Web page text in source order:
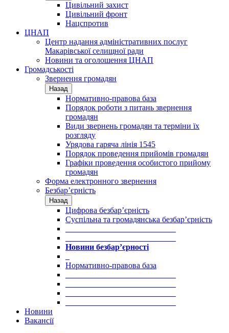
Цивільний захист
Цивільний фронт
Нацспротив
ЦНАП
Центр надання адміністративних послуг
Макарівської селищної ради
Новини та оголошення ЦНАП
Громадськості
Звернення громадян
Назад
Нормативно-правова база
Порядок роботи з питань звернення
громадян
Види звернень громадян та терміни їх
розгляду
Урядова гаряча лінія 1545
Порядок проведення прийомів громадян
Графіки проведення особистого прийому
громадян
Форма електронного звернення
Безбар’єрність
Назад
Цифрова безбар’єрність
Суспільна та громадянська безбар’єрність
Новини безбар’єрності
Нормативно-правова база
Новини
Вакансії